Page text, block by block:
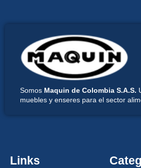
Somos Maquin de Colombia S.A.S.
muebles y enseres para el sector
Links